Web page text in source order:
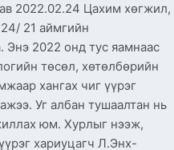
2022.02.24 Цахим хөгжил,
21 аймгийн
Энэ 2022 онд тус яамнаас
төсөл, хөтөлбөрийн
хангах чиг үүрэг
Уг албан тушаалтан нь
юм. Хурлыг нээж,
хариуцагч Л.Энх-